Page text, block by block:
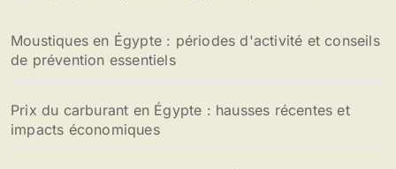
Moustiques en Égypte : périodes d'activité et conseils
de prévention essentiels
Prix du carburant en Égypte : hausses récentes et
impacts économiques